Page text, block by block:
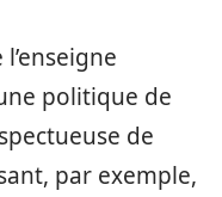
politique de
de
par exemple,